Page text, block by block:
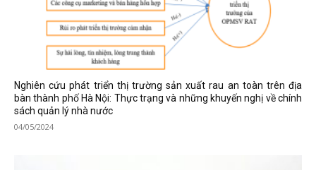
Nghiên cứu phát triển thị trường sản xuất rau an toàn trên địa
bàn thành phố Hà Nội: Thực trạng và những khuyến nghị về chính
sách quản lý nhà nước
04/05/2024